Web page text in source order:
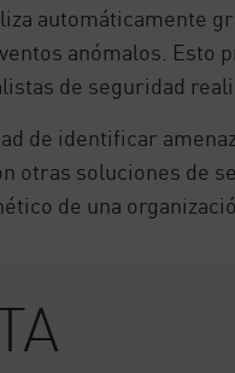
automáticamente
anómalos. Esto
de seguridad
de identificar
otras soluciones de
de una